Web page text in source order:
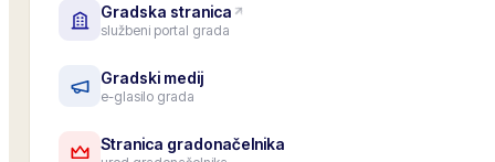
OŠ
Gradska osnovna škola
USTANOVA · ŠKOLA
Roditeljski sastanak za roditelje budućih prvašića: 25. lipnja u
odgovora
Gradska stranica
službeni portal grada
Gradski medij
e-glasilo grada
Stranica gradonačelnika